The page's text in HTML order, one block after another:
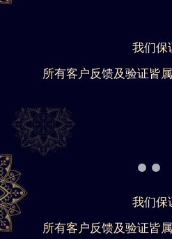
我们保
所有客户反馈及验证皆
我们保
所有客户反馈及验证皆